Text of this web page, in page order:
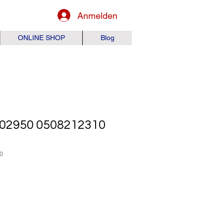
Anmelden
ONLINE SHOP Blog
0508212310